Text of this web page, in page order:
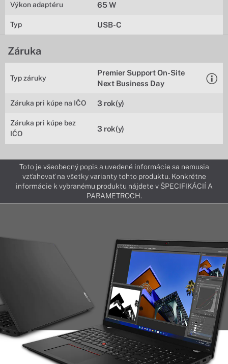
Výkon adaptéru 65 W
Typ USB-C
Záruka
Typ záruky
Premier Support On-Site
Next Business Day
Záruka pri kúpe na IČO 3 rok(y)
Záruka pri kúpe bez
IČO
3 rok(y)
Toto je všeobecný popis a uvedené informácie sa nemusia
vzťahovať na všetky varianty tohto produktu. Konkrétne
informácie k vybranému produktu nájdete v ŠPECIFIKÁCIÍ A
PARAMETROCH.